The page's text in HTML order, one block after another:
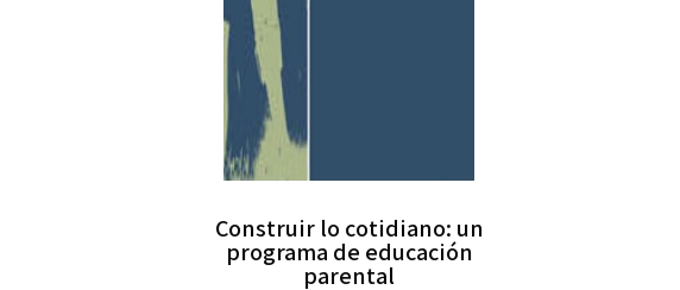
Construir lo cotidiano: un
programa de educación
parental